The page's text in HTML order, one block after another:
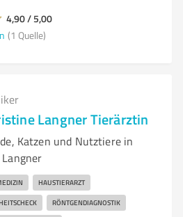
4,90 / 5,00
(1 Quelle)
Langner Tierärztin
Katzen und Nutztiere in
HAUSTIERARZT
RÖNTGENDIAGNOSTIK